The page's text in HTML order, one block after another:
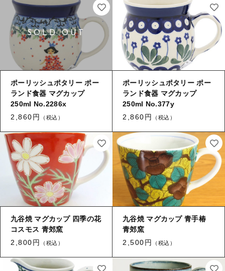
ポーリッシュポタリー ポー
ランド食器 マグカップ
250ml No.2286x
2,860円
（税込）
ポーリッシュポタリー ポー
ランド食器 マグカップ
250ml No.377y
2,860円
（税込）
九谷焼 マグカップ 四季の花
コスモス 青郊窯
2,800円
（税込）
九谷焼 マグカップ 青手椿
青郊窯
2,500円
（税込）